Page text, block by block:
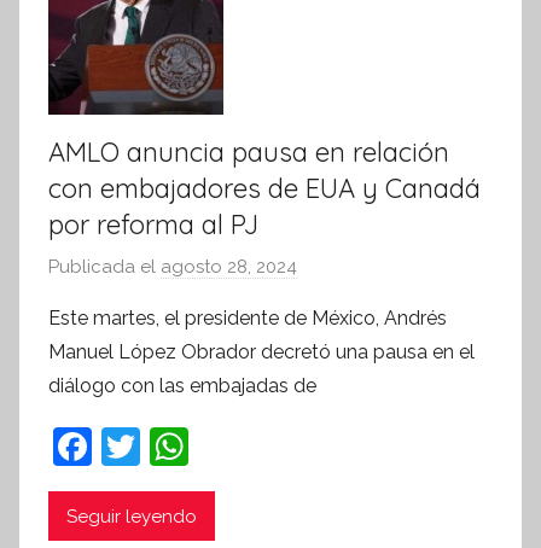
AMLO anuncia pausa en relación
con embajadores de EUA y Canadá
por reforma al PJ
Publicada el agosto 28, 2024
r
S
í
Este martes, el presidente de México, Andrés
Manuel López Obrador decretó una pausa en el
diálogo con las embajadas de
F
a
c
T
w
itt
h
at
Seguir leyendo